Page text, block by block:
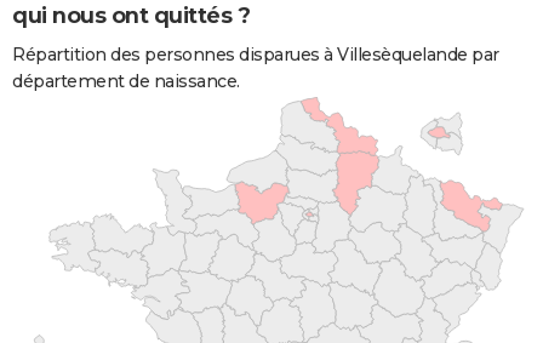
qui nous ont quittés ?
Répartition des personnes disparues à Villesèquelande par
département de naissance.